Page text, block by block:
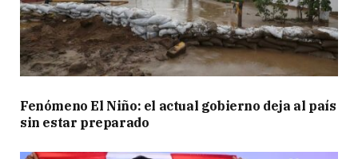
Fenómeno El Niño: el actual gobierno deja al país
sin estar preparado